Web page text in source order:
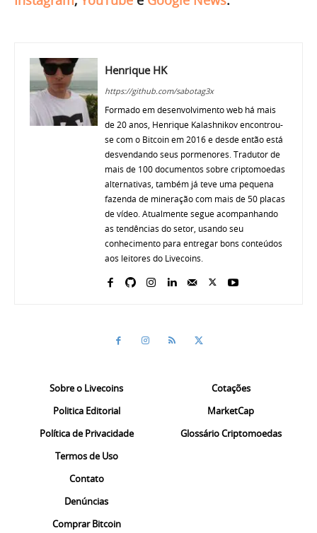
Henrique HK
https://github.com/sabotag3x
Formado em desenvolvimento web há mais
de 20 anos, Henrique Kalashnikov encontrou-
se com o Bitcoin em 2016 e desde então está
desvendando seus pormenores. Tradutor de
mais de 100 documentos sobre criptomoedas
alternativas, também já teve uma pequena
fazenda de mineração com mais de 50 placas
de vídeo. Atualmente segue acompanhando
as tendências do setor, usando seu
conhecimento para entregar bons conteúdos
aos leitores do Livecoins.
Sobre o Livecoins
Politica Editorial
Política de Privacidade
Termos de Uso
Contato
Denúncias
Comprar Bitcoin
Cotações
MarketCap
Glossário Criptomoedas